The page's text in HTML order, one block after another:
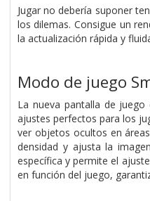
Jugar no debería suponer
los dilemas. Consigue un
la actualización rápida y
Modo de juego
La nueva pantalla de
ajustes perfectos para los
ver objetos ocultos en
densidad y ajusta la
específica y permite el
en función del juego,